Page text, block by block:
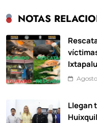
NOTAS
Llegan